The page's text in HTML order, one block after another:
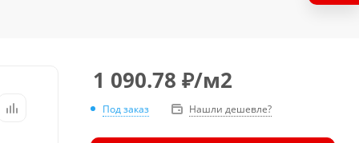
1 090.78 ₽/м2
Под заказ Нашли дешевле?